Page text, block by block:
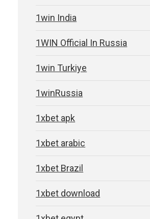
1win India
1WIN Official In Russia
1win Turkiye
1winRussia
1xbet apk
1xbet arabic
1xbet Brazil
1xbet download